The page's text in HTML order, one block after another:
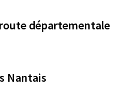
départementale
Nantais